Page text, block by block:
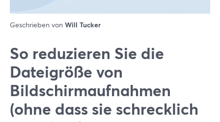
Geschrieben von Will Tucker
So reduzieren Sie die
Dateigröße von
Bildschirmaufnahmen
(ohne dass sie schrecklich